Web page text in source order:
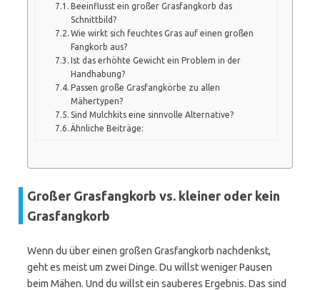
Beeinflusst ein großer Grasfangkorb das
Schnittbild?
Wie wirkt sich feuchtes Gras auf einen großen
Fangkorb aus?
Ist das erhöhte Gewicht ein Problem in der
Handhabung?
Passen große Grasfangkörbe zu allen
Mähertypen?
Sind Mulchkits eine sinnvolle Alternative?
Ähnliche Beiträge:
Großer Grasfangkorb vs. kleiner oder kein
Grasfangkorb
Wenn du über einen großen Grasfangkorb nachdenkst,
geht es meist um zwei Dinge. Du willst weniger Pausen
beim Mähen. Und du willst ein sauberes Ergebnis. Das sind